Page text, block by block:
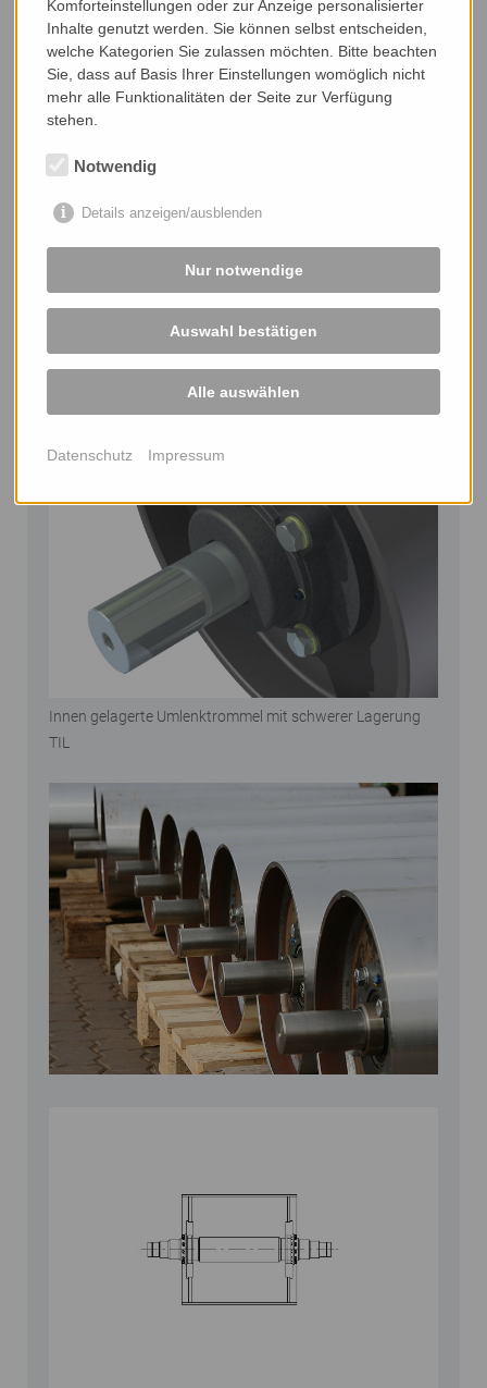
Innen gelagerte Umlenktrommel mit schwerer Lagerung
TIL
Komforteinstellungen oder zur Anzeige personalisierter
Inhalte genutzt werden. Sie können selbst entscheiden,
welche Kategorien Sie zulassen möchten. Bitte beachten
Sie, dass auf Basis Ihrer Einstellungen womöglich nicht
mehr alle Funktionalitäten der Seite zur Verfügung
stehen.
Notwendig
Details anzeigen/ausblenden
Nur notwendige
Auswahl bestätigen
Alle auswählen
Datenschutz Impressum